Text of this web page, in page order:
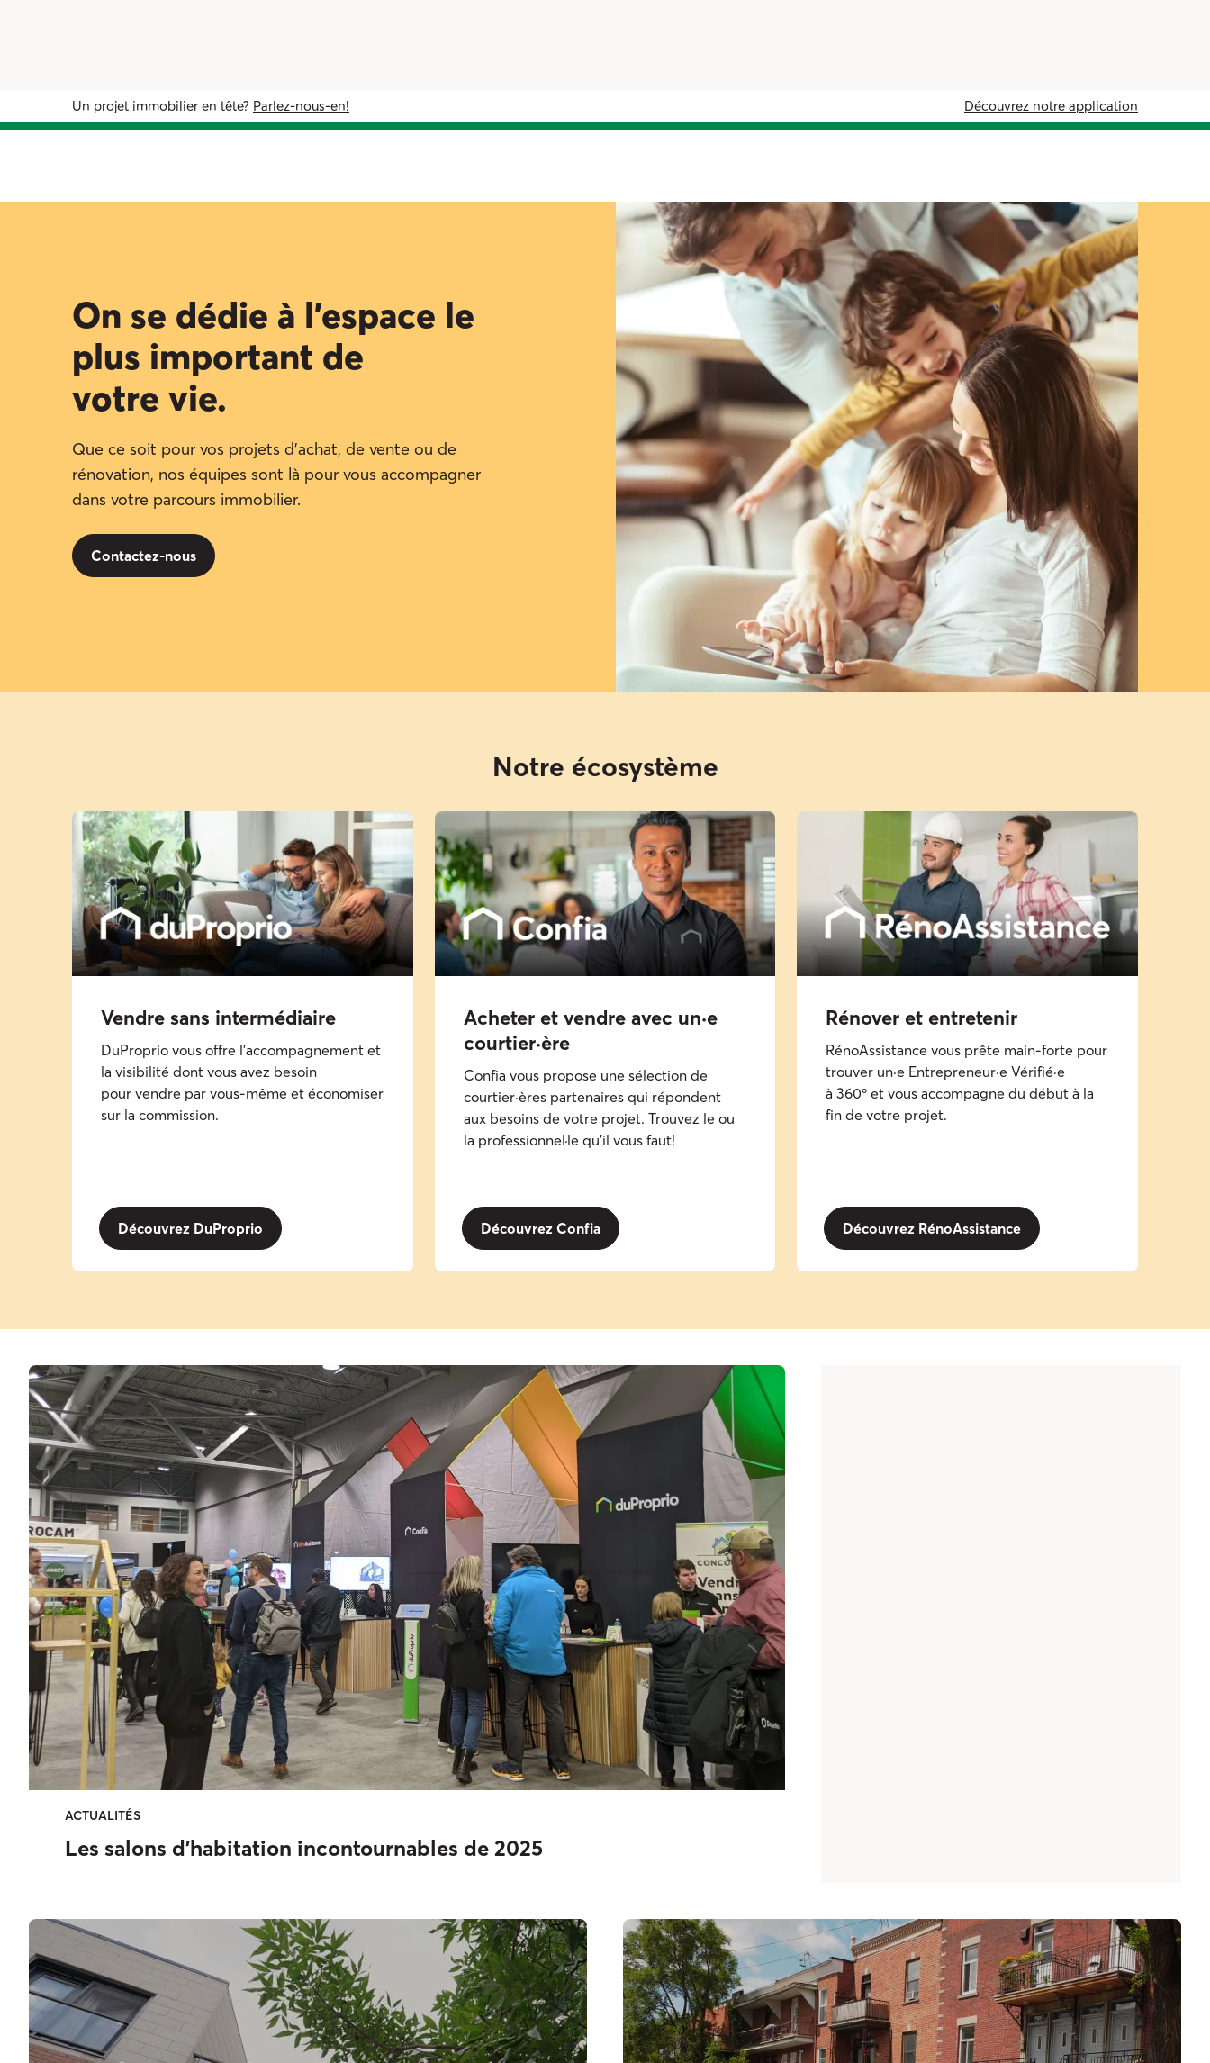
Un projet immobilier en tête? Parlez-nous-en! Découvrez notre application
On se dédie à l’espace le
plus important de
votre vie.
Que ce soit pour vos projets d'achat, de vente ou de
rénovation, nos équipes sont là pour vous accompagner
dans votre parcours immobilier.
Contactez-nous
Notre écosystème​
Vendre sans intermédiaire​
DuProprio vous offre l’accompagnement et
la visibilité dont vous avez besoin
pour vendre par vous-même et économiser
sur la commission.​
Découvrez DuProprio​
Acheter et vendre avec un·e
courtier·ère​
Confia vous propose une sélection de
courtier·ères partenaires qui répondent
aux besoins de votre projet. Trouvez le ou
la professionnel·le qu'il vous faut!
Découvrez Confia​
Rénover et entretenir​
RénoAssistance vous prête main-forte pour
trouver un·e Entrepreneur·e Vérifié·e
à360º et vous accompagne du début à la
fin de votre projet.​
Découvrez RénoAssistance
ACTUALITÉS
Les salons d’habitation incontournables de 2025